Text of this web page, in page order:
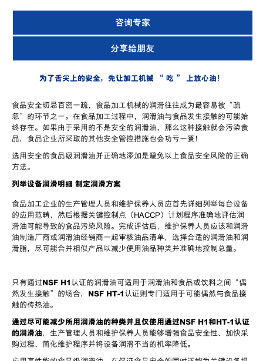
咨询专家
分享给朋友
为了舌尖上的安全，先让加工机械 “ 吃 ” 上放心油！
食品安全切忌百密一疏，食品加工机械的润滑往往成为最容易被 “疏
忽” 的环节之一。在食品加工过程中，润滑油与食品发生接触的可能始
终存在。如果由于采用的不是安全的润滑油，那么这种接触就会污染食
品，食品企业所采取的其他安全管控措施也会功亏一篑！
选用安全的食品级润滑油并正确地添加是避免以上食品安全风险的正确
方法。
列举设备润滑明细 制定润滑方案
食品加工企业的生产管理人员和维护保养人员应首先详细列举每台设备
的应用范畴，然后根据关键控制点（ HACCP ）计划程序准确地评估润
滑油可能导致的食品污染风险。完成评估后，维护保养人员应该和润滑
油制造厂商或润滑油经销商一起审核油品清单，选择合适的润滑油和润
滑脂，尽可能合并相似产品以减少使用油品种类并准确地控制总量。
只有通过NSF H1 认证的润滑油可适用于润滑油和食品或饮料之间 “偶
然发生接触” 的场合， NSF HT-1 认证则专门适用于可能偶然与食品接
触的传热油。
通过尽可能减少所用润滑油的种类并且仅使用通过NSF H1和HT-1认证
的润滑油，生产管理人员和维护保养人员能够增强食品安全性、加快采
购过程、简化维护程序并将设备润滑不当的机率降低。